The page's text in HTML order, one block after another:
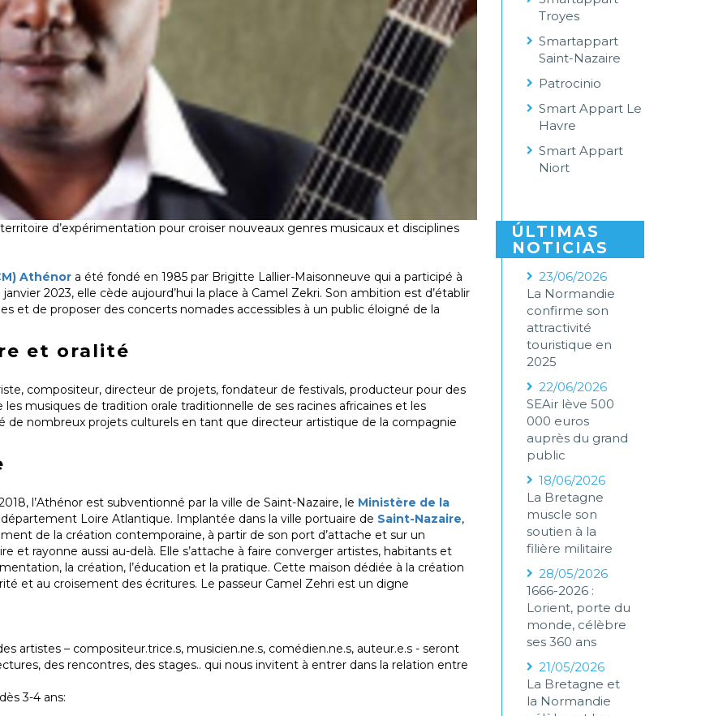
d’expérimentation pour croiser nouveaux genres musicaux et disciplines
Athénor a été fondé en 1985 par Brigitte Lallier-Maisonneuve qui a participé à
2023, elle cède aujourd’hui la place à Camel Zekri. Son ambition est d’établir
et de proposer des concerts nomades accessibles à un public éloigné de la
et oralité
compositeur, directeur de projets, fondateur de festivals, producteur pour des
musiques de tradition orale traditionnelle de ses racines africaines et les
de nombreux projets culturels en tant que directeur artistique de la compagnie
l’Athénor est subventionné par la ville de Saint-Nazaire, le Ministère de la
Loire Atlantique. Implantée dans la ville portuaire de Saint-Nazaire,
de la création contemporaine, à partir de son port d’attache et sur un
et rayonne aussi au-delà. Elle s’attache à faire converger artistes, habitants et
la création, l’éducation et la pratique. Cette maison dédiée à la création
et au croisement des écritures. Le passeur Camel Zehri est un digne
artistes – compositeur.trice.s, musicien.ne.s, comédien.ne.s, auteur.e.s - seront
des rencontres, des stages.. qui nous invitent à entrer dans la relation entre
3-4 ans:
Troyes
Smartappart
Saint-Nazaire
Patrocinio
Smart Appart Le
Havre
Smart Appart
Niort
ÚLTIMAS
NOTICIAS
23/06/2026
La Normandie
confirme son
attractivité
touristique en
2025
22/06/2026
SEAir lève 500
000 euros
auprès du grand
public
18/06/2026
La Bretagne
muscle son
soutien à la
filière militaire
28/05/2026
1666-2026 :
Lorient, porte du
monde, célèbre
ses 360 ans
21/05/2026
La Bretagne et
la Normandie